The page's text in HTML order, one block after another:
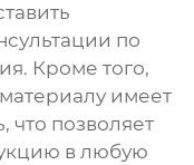
по
Кроме того,
имеет
что позволяет
в любую